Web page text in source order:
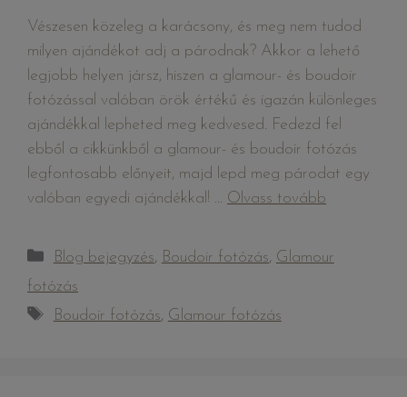
Vészesen közeleg a karácsony, és meg nem tudod
milyen ajándékot adj a párodnak? Akkor a lehető
legjobb helyen jársz, hiszen a glamour- és boudoir
fotózással valóban örök értékű és igazán különleges
ajándékkal lepheted meg kedvesed. Fedezd fel
ebből a cikkünkből a glamour- és boudoir fotózás
legfontosabb előnyeit, majd lepd meg párodat egy
valóban egyedi ajándékkal! … Olvass tovább
Blog bejegyzés, Boudoir fotózás, Glamour
fotózás
Boudoir fotózás, Glamour fotózás